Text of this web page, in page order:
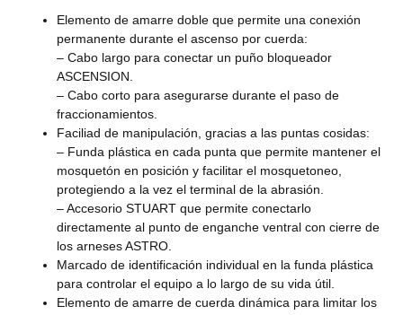
Elemento de amarre doble que permite una conexión
permanente durante el ascenso por cuerda:
– Cabo largo para conectar un puño bloqueador
ASCENSION.
– Cabo corto para asegurarse durante el paso de
fraccionamientos.
Faciliad de manipulación, gracias a las puntas cosidas:
– Funda plástica en cada punta que permite mantener el
mosquetón en posición y facilitar el mosquetoneo,
protegiendo a la vez el terminal de la abrasión.
– Accesorio STUART que permite conectarlo
directamente al punto de enganche ventral con cierre de
los arneses ASTRO.
Marcado de identificación individual en la funda plástica
para controlar el equipo a lo largo de su vida útil.
Elemento de amarre de cuerda dinámica para limitar los